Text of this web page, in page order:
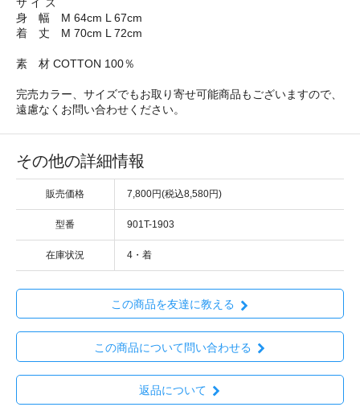
身 幅 M 64cm L 67cm
着 丈 M 70cm L 72cm
素 材 COTTON 100％
完売カラー、サイズでもお取り寄せ可能商品もございますので、
遠慮なくお問い合わせください。
その他の詳細情報
販売価格 7,800円(税込8,580円)
型番 901T-1903
在庫状況 4・着
この商品を友達に教える
この商品について問い合わせる
返品について